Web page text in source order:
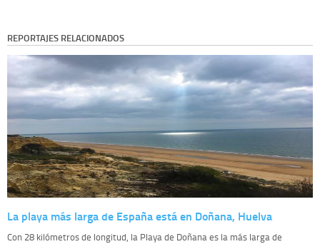
REPORTAJES RELACIONADOS
La playa más larga de España está en Doñana, Huelva
Con 28 kilómetros de longitud, la Playa de Doñana es la más larga de